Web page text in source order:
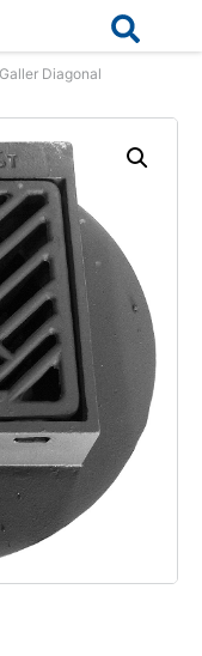
Diagonal